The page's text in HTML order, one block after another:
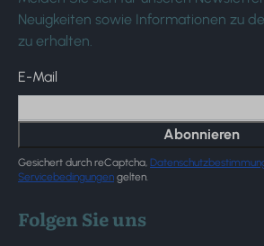
Neuigkeiten sowie Informationen zu
zu erhalten.
E-Mail
Abonnieren
Gesichert durch reCaptcha,
Servicebedingungen gelten.
Folgen Sie uns